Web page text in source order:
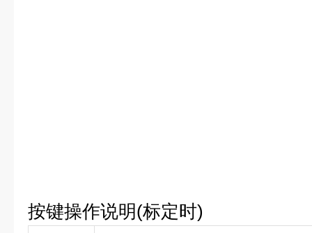
按键操作说明(标定时)